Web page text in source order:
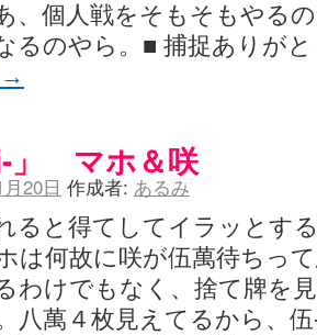
ログ / side-A VS side-B 野球対決 (10:30)
して / 姫松高校についてのいくらかの考察
んのお誕生日です （ギリギリ） (14:58)
/ 咲キャラがギタリストだったら...【風越編】
フェア・レディ (12:49)
2 (15:21)
129局「契機」感想 (16:01)
考察 - 咲-Saki- / 記事紹介：書け麻に参加でさっ
/ (7/1日分)dreamscapeが更新していました
ダラダラと就活をする - 咲-saki- / はるたんイェイ
Best Album ～Anthology～を買いました (00:24)
記帳 - 咲 -saki- / 咲アンテナ杯お疲れ様でした(半
]姉帯豊音の能力考察―暦占という仮説―
(04:47)
、個人戦をそもそもやる
るのやら。■ 捕捉あり
→
」 マホ＆咲
20日 作成者: あるみ
ると得てしてイラッとす
は何故に咲が伍萬待ちっ
わけでもなく、捨て牌を
八萬４枚見えてるから、